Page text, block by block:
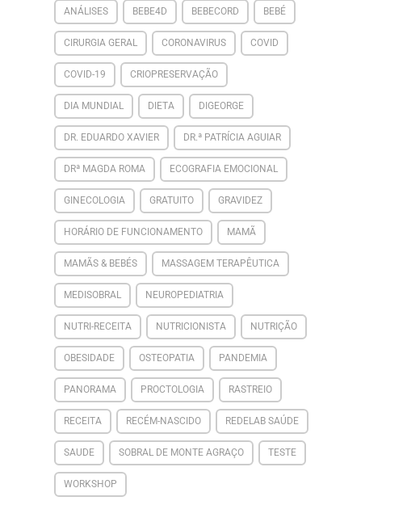
ANÁLISES BEBE4D BEBECORD BEBÉ
CIRURGIA GERAL CORONAVIRUS COVID
COVID-19 CRIOPRESERVAÇÃO
DIA MUNDIAL DIETA DIGEORGE
DR. EDUARDO XAVIER DR.ª PATRÍCIA AGUIAR
DRª MAGDA ROMA ECOGRAFIA EMOCIONAL
GINECOLOGIA GRATUITO GRAVIDEZ
HORÁRIO DE FUNCIONAMENTO MAMÃ
MAMÃS & BEBÉS MASSAGEM TERAPÊUTICA
MEDISOBRAL NEUROPEDIATRIA
NUTRI-RECEITA NUTRICIONISTA NUTRIÇÃO
OBESIDADE OSTEOPATIA PANDEMIA
PANORAMA PROCTOLOGIA RASTREIO
RECEITA RECÉM-NASCIDO REDELAB SAÚDE
SAUDE SOBRAL DE MONTE AGRAÇO TESTE
WORKSHOP